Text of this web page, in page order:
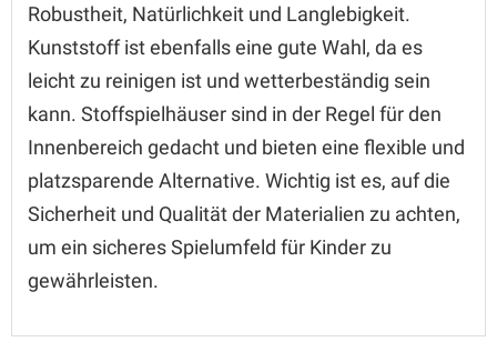
Robustheit, Natürlichkeit und Langlebigkeit.
Kunststoff ist ebenfalls eine gute Wahl, da es
leicht zu reinigen ist und wetterbeständig sein
kann. Stoffspielhäuser sind in der Regel für den
Innenbereich gedacht und bieten eine flexible und
platzsparende Alternative. Wichtig ist es, auf die
Sicherheit und Qualität der Materialien zu achten,
um ein sicheres Spielumfeld für Kinder zu
gewährleisten.